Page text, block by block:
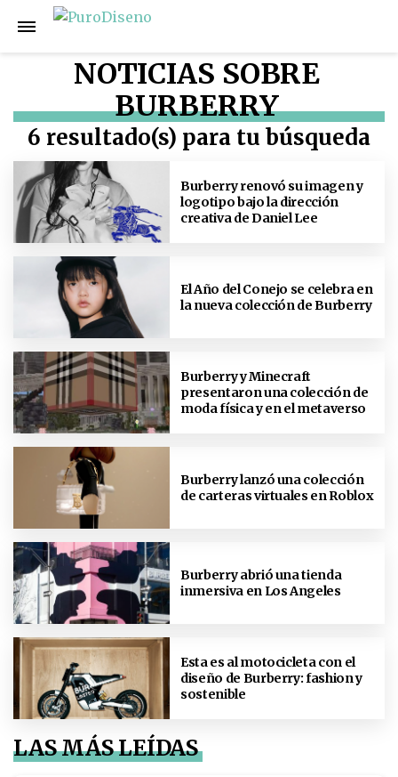
NOTICIAS SOBRE
BURBERRY
6 resultado(s) para tu búsqueda
Burberry renovó su imagen y
logotipo bajo la dirección
creativa de Daniel Lee
El Año del Conejo se celebra en
la nueva colección de Burberry
Burberry y Minecraft
presentaron una colección de
moda física y en el metaverso
Burberry lanzó una colección
de carteras virtuales en Roblox
Burberry abrió una tienda
inmersiva en Los Angeles
Esta es al motocicleta con el
diseño de Burberry: fashion y
sostenible
LAS MÁS LEÍDAS